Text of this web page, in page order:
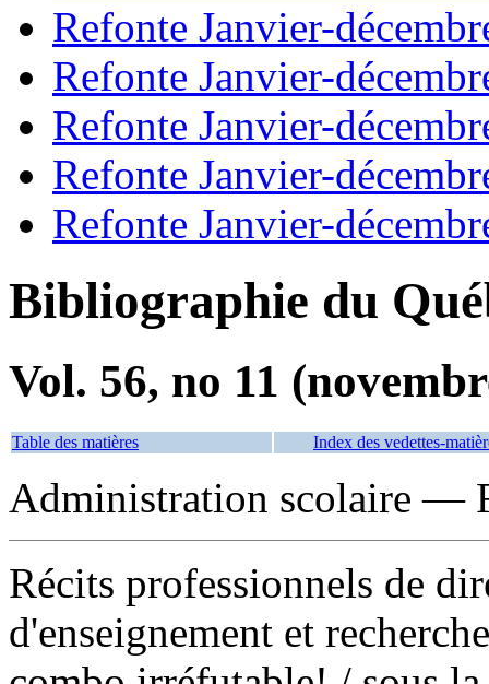
Refonte Janvier-
Refonte Janvier-
Refonte Janvier-
Refonte Janvier-
Refonte Janvier-
Bibliographie du
Vol. 56, no 11
Table des matières Index des vedettes-
Administration scolaire —
Récits professionnels de
d'enseignement et